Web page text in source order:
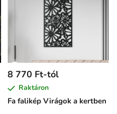
Fa falikép Virágok a kertben
8 770 Ft-tól
Raktáron